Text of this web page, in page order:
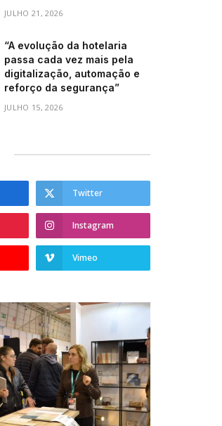
JULHO 21, 2026
“A evolução da hotelaria
passa cada vez mais pela
digitalização, automação e
reforço da segurança”
JULHO 15, 2026
Twitter
Instagram
Vimeo